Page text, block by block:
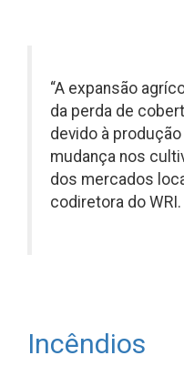
“A expansão
da perda de
devido à produção
mudança nos
dos mercados
codiretora do WRI.
Incêndios